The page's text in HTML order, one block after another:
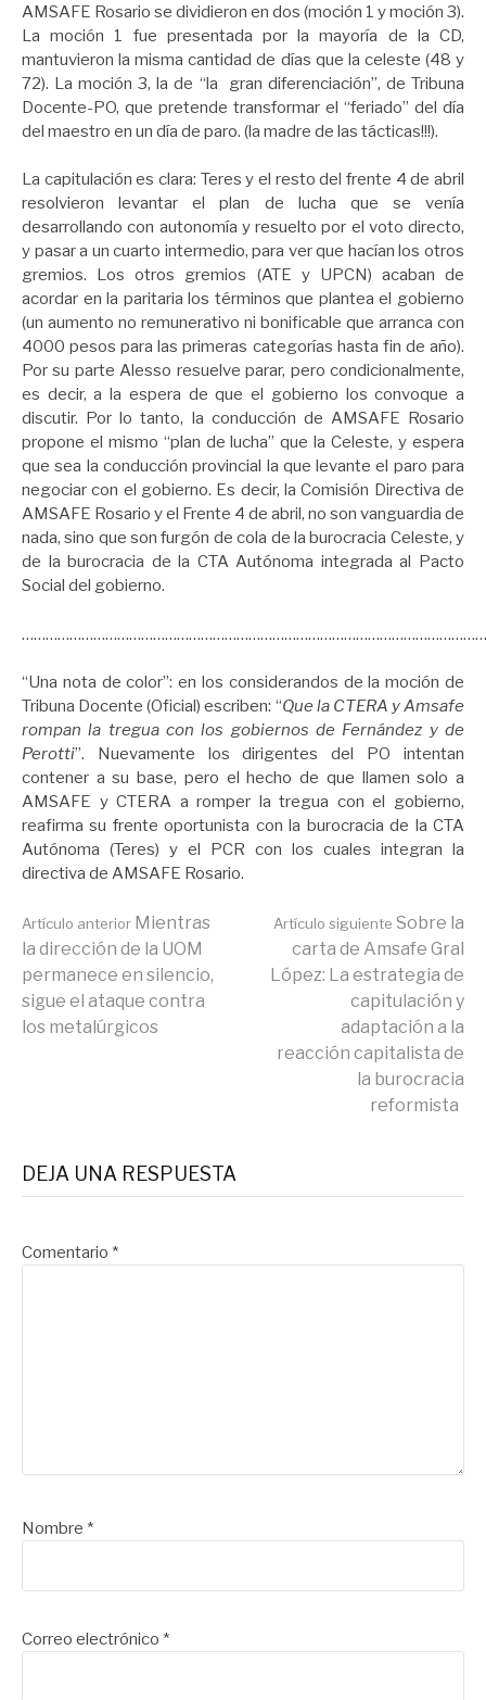
AMSAFE Rosario se dividieron en dos (moción 1 y moción 3).
La moción 1 fue presentada por la mayoría de la CD,
mantuvieron la misma cantidad de días que la celeste (48 y
72). La moción 3, la de “la gran diferenciación”, de Tribuna
Docente-PO, que pretende transformar el “feriado” del día
del maestro en un día de paro. (la madre de las tácticas!!!).
La capitulación es clara: Teres y el resto del frente 4 de abril
resolvieron levantar el plan de lucha que se venía
desarrollando con autonomía y resuelto por el voto directo,
y pasar a un cuarto intermedio, para ver que hacían los otros
gremios. Los otros gremios (ATE y UPCN) acaban de
acordar en la paritaria los términos que plantea el gobierno
(un aumento no remunerativo ni bonificable que arranca con
4000 pesos para las primeras categorías hasta fin de año).
Por su parte Alesso resuelve parar, pero condicionalmente,
es decir, a la espera de que el gobierno los convoque a
discutir. Por lo tanto, la conducción de AMSAFE Rosario
propone el mismo “plan de lucha” que la Celeste, y espera
que sea la conducción provincial la que levante el paro para
negociar con el gobierno. Es decir, la Comisión Directiva de
AMSAFE Rosario y el Frente 4 de abril, no son vanguardia de
nada, sino que son furgón de cola de la burocracia Celeste, y
de la burocracia de la CTA Autónoma integrada al Pacto
Social del gobierno.
“Una nota de color”: en los considerandos de la moción de
Tribuna Docente (Oficial) escriben: “Que la CTERA y Amsafe
rompan la tregua con los gobiernos de Fernández y de
Perotti”. Nuevamente los dirigentes del PO intentan
contener a su base, pero el hecho de que llamen solo a
AMSAFE y CTERA a romper la tregua con el gobierno,
reafirma su frente oportunista con la burocracia de la CTA
Autónoma (Teres) y el PCR con los cuales integran la
directiva de AMSAFE Rosario.
Seguir
leyendo
Artículo anterior Mientras
la dirección de la UOM
permanece en silencio,
sigue el ataque contra
los metalúrgicos
Artículo siguiente Sobre la
carta de Amsafe Gral
López: La estrategia de
capitulación y
adaptación a la
reacción capitalista de
la burocracia
reformista
DEJA UNA RESPUESTA
Comentario *
Nombre *
Correo electrónico *